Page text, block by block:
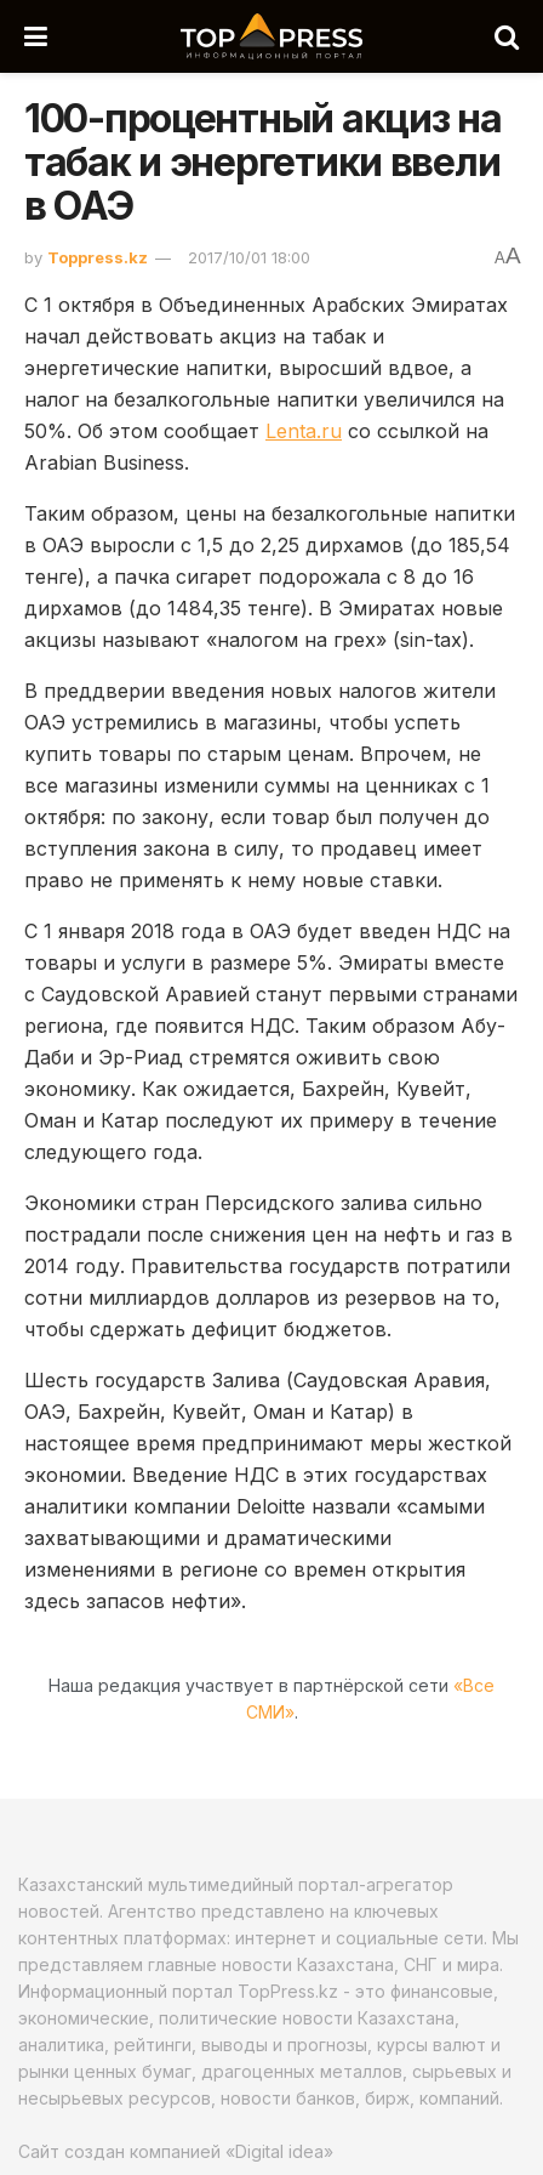
100-процентный акциз на
табак и энергетики ввели
в ОАЭ
by Toppress.kz 2017/10/01 18:00 AA
С 1 октября в Объединенных Арабских Эмиратах
начал действовать акциз на табак и
энергетические напитки, выросший вдвое, а
налог на безалкогольные напитки увеличился на
50%. Об этом сообщает Lenta.ru со ссылкой на
Arabian Business.
Таким образом, цены на безалкогольные напитки
в ОАЭ выросли с 1,5 до 2,25 дирхамов (до 185,54
тенге), а пачка сигарет подорожала с 8 до 16
дирхамов (до 1484,35 тенге). В Эмиратах новые
акцизы называют «налогом на грех» (sin-tax).
В преддверии введения новых налогов жители
ОАЭ устремились в магазины, чтобы успеть
купить товары по старым ценам. Впрочем, не
все магазины изменили суммы на ценниках с 1
октября: по закону, если товар был получен до
вступления закона в силу, то продавец имеет
право не применять к нему новые ставки.
С 1 января 2018 года в ОАЭ будет введен НДС на
товары и услуги в размере 5%. Эмираты вместе
с Саудовской Аравией станут первыми странами
региона, где появится НДС. Таким образом Абу-
Даби и Эр-Риад стремятся оживить свою
экономику. Как ожидается, Бахрейн, Кувейт,
Оман и Катар последуют их примеру в течение
следующего года.
Экономики стран Персидского залива сильно
пострадали после снижения цен на нефть и газ в
2014 году. Правительства государств потратили
сотни миллиардов долларов из резервов на то,
чтобы сдержать дефицит бюджетов.
Шесть государств Залива (Саудовская Аравия,
ОАЭ, Бахрейн, Кувейт, Оман и Катар) в
настоящее время предпринимают меры жесткой
экономии. Введение НДС в этих государствах
аналитики компании Deloitte назвали «самыми
захватывающими и драматическими
изменениями в регионе со времен открытия
здесь запасов нефти».
Наша редакция участвует в партнёрской сети «Все
СМИ».
Казахстанский мультимедийный портал-агрегатор
новостей. Агентство представлено на ключевых
контентных платформах: интернет и социальные сети. Мы
представляем главные новости Казахстана, СНГ и мира.
Информационный портал TopPress.kz - это финансовые,
экономические, политические новости Казахстана,
аналитика, рейтинги, выводы и прогнозы, курсы валют и
рынки ценных бумаг, драгоценных металлов, сырьевых и
несырьевых ресурсов, новости банков, бирж, компаний.
Сайт создан компанией «Digital idea»